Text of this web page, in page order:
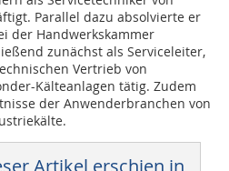
Parallel dazu absolvierte er
der Handwerkskammer
zunächst als Serviceleiter,
Vertrieb von
Kälteanlagen tätig. Zudem
der Anwenderbranchen von